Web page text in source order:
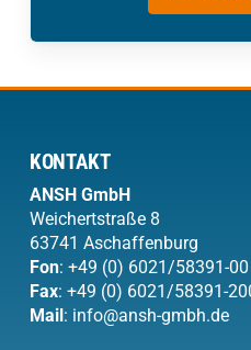
KONTAKT
ANSH GmbH
Weichertstraße 8
63741 Aschaffenburg
Fon: +49 (0) 6021/58391-00
Fax: +49 (0) 6021/58391-
Mail: info@ansh-gmbh.de